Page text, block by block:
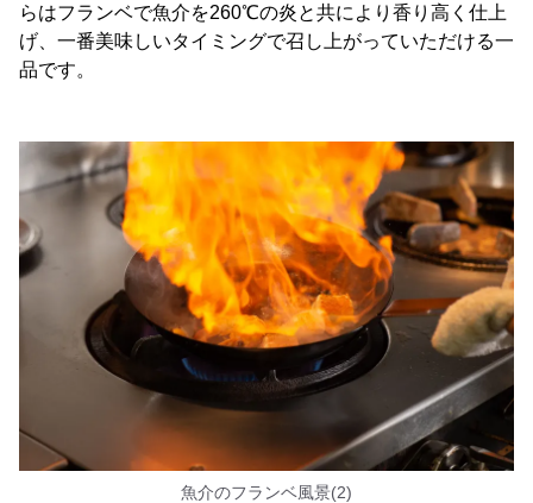
らはフランベで魚介を260℃の炎と共により香り高く仕上
げ、一番美味しいタイミングで召し上がっていただける一
品です。
魚介のフランベ風景(2)